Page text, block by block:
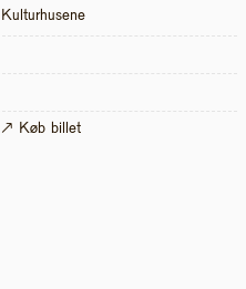
Kulturhusene
↗ Køb billet